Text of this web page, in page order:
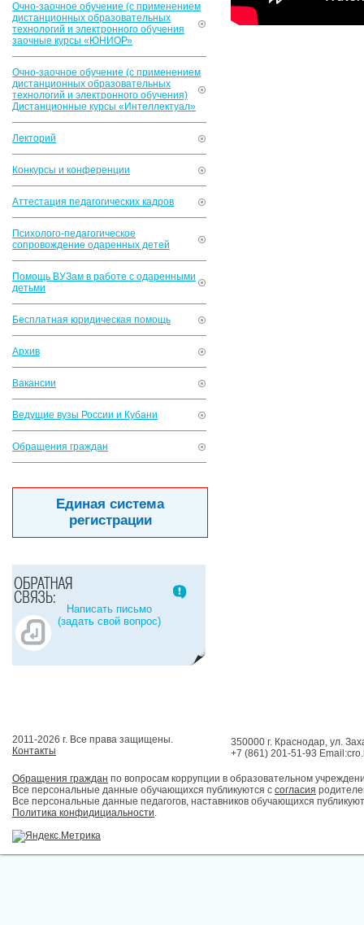
Очно-заочное обучение (с применением
дистанционных образовательных
технологий и электронного обучения
заочные курсы «ЮНИОР»
Очно-заочное обучение (с применением
дистанционных образовательных
технологий и электронного обучения)
Дистанционные курсы «Интеллектуал»
Лекторий
Конкурсы и конференции
Аттестация педагогических кадров
Психолого-педагогическое
сопровождение одаренных детей
Помощь ВУЗам в работе с одаренными
детьми
Бесплатная юридическая помощь
Архив
Вакансии
Ведущие вузы России и Кубани
Обращения граждан
Единая система
регистрации
Написать письмо
(задать свой вопрос)
2011-2026 г. Все права защищены.
Контакты
350000 г. Краснодар, ул.
+7 (861) 201-51-93
Обращения граждан по вопросам коррупции в образовательном
Все персональные данные обучающихся публикуются с согласия
Все персональные данные педагогов, наставников обучающихся
Политика конфидициальности.